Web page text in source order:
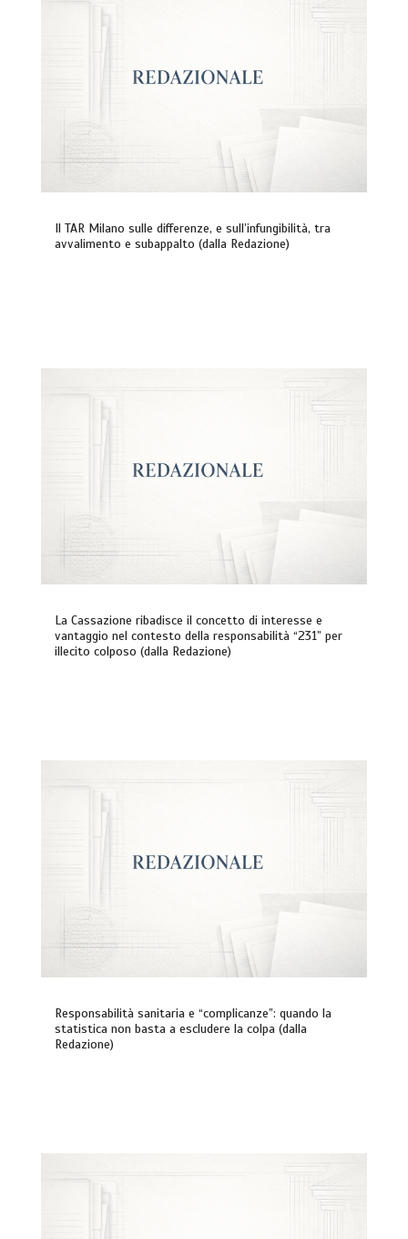
Il TAR Milano sulle differenze, e sull’infungibilità, tra
avvalimento e subappalto (dalla Redazione)
La Cassazione ribadisce il concetto di interesse e
vantaggio nel contesto della responsabilità “231” per
illecito colposo (dalla Redazione)
Responsabilità sanitaria e “complicanze”: quando la
statistica non basta a escludere la colpa (dalla
Redazione)